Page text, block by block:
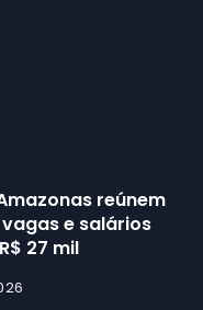
reúnem
e salários
27 mil